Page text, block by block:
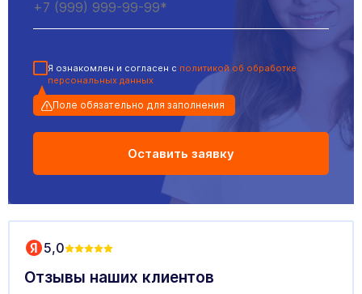
1 505₽
Пульт Transmitter 4-Pink 4-х
1 505₽
Пульт Transmitter 4-Orange 4-х
Я ознакомлен и согласен с политикой об обработке
персональных данных
Поле обязательно для заполнения
5,0
Отзывы наших клиентов